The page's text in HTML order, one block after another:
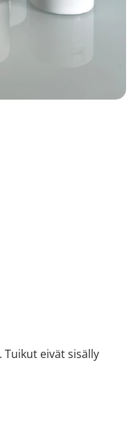
eivät sisälly